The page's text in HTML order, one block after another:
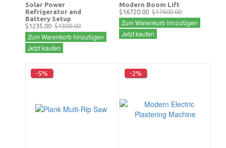
Solar Power
Refrigerator and
Battery Setup
$1235.00 $1300.00
Zum Warenkorb hinzufügen
Jetzt kaufen
Modern Boom Lift
$16720.00 $17600.00
Zum Warenkorb hinzufügen
Jetzt kaufen
-5% -2%